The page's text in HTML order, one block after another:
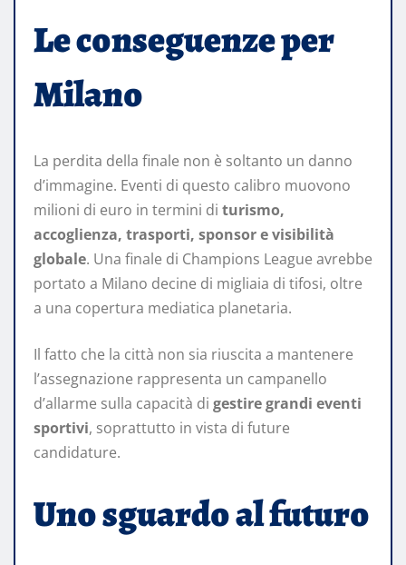
Le conseguenze per
Milano
La perdita della finale non è soltanto un danno
d’immagine. Eventi di questo calibro muovono
milioni di euro in termini di turismo,
accoglienza, trasporti, sponsor e visibilità
globale. Una finale di Champions League avrebbe
portato a Milano decine di migliaia di tifosi, oltre
a una copertura mediatica planetaria.
Il fatto che la città non sia riuscita a mantenere
l’assegnazione rappresenta un campanello
d’allarme sulla capacità di gestire grandi eventi
sportivi, soprattutto in vista di future
candidature.
Uno sguardo al futuro